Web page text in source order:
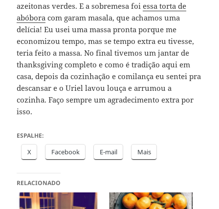
azeitonas verdes. E a sobremesa foiessa torta de
abóbora com garam masala, que achamos uma
delícia! Eu usei uma massa pronta porque me
economizou tempo, mas se tempo extra eu tivesse,
teria feito a massa. No final tivemos um jantar de
thanksgiving completo e como é tradição aqui em
casa, depois da cozinhação e comilança eu sentei pra
descansar e o Uriel lavou louça e arrumou a
cozinha. Faço sempre um agradecimento extra por
isso.
ESPALHE:
X Facebook E-mail Mais
RELACIONADO